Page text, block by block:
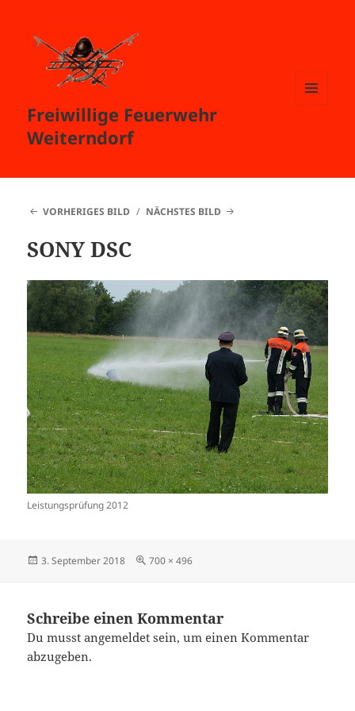
Freiwillige Feuerwehr
Weiterndorf
VORHERIGES BILD NÄCHSTES BILD
SONY DSC
Leistungsprüfung 2012
Veröffentlicht
3. September 2018 Originalgröße
700 × 496
Schreibe einen Kommentar
Du musstangemeldet sein, um einen Kommentar
abzugeben.